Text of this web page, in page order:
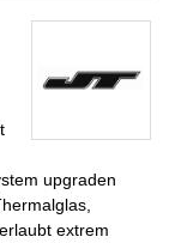
upgraden
extrem